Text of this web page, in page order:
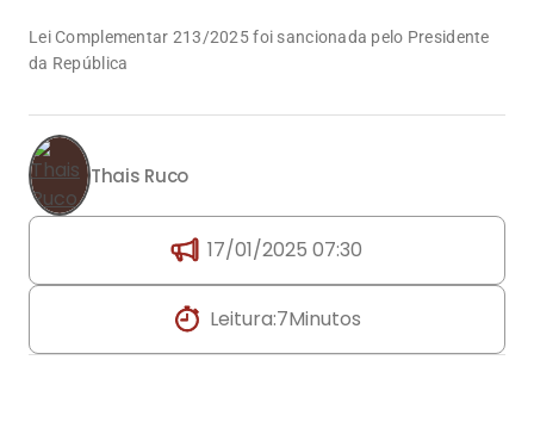
Lei Complementar 213/2025 foi sancionada pelo Presidente
da República
Thais Ruco
17/01/2025 07:30
Leitura:7Minutos